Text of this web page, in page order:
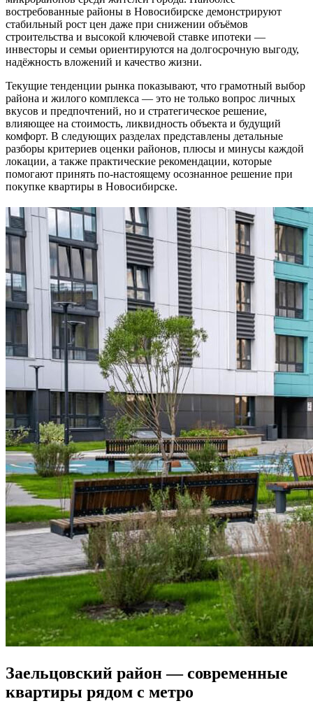
востребованные районы в Новосибирске демонстрируют
стабильный рост цен даже при снижении объёмов
строительства и высокой ключевой ставке ипотеки —
инвесторы и семьи ориентируются на долгосрочную выгоду,
надёжность вложений и качество жизни.
Текущие тенденции рынка показывают, что грамотный выбор
района и жилого комплекса — это не только вопрос личных
вкусов и предпочтений, но и стратегическое решение,
влияющее на стоимость, ликвидность объекта и будущий
комфорт. В следующих разделах представлены детальные
разборы критериев оценки районов, плюсы и минусы каждой
локации, а также практические рекомендации, которые
помогают принять по-настоящему осознанное решение при
покупке квартиры в Новосибирске.
Заельцовский район — современные
квартиры рядом с метро